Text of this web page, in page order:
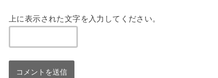
上に表示された文字を入力してください。